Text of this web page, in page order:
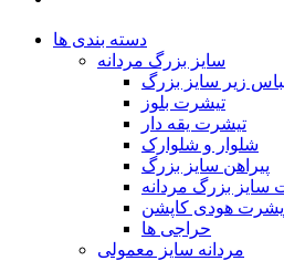
دسته بندی ها
سایز بزرگ مردانه
زیر سایز بزرگ
تیشرت بلوز
تیشرت یقه دار
شلوار و شلوارک
پیراهن سایز بزرگ
بزرگ مردانه
هودی کاپشن
حراجی ها
مردانه سایز معمولی